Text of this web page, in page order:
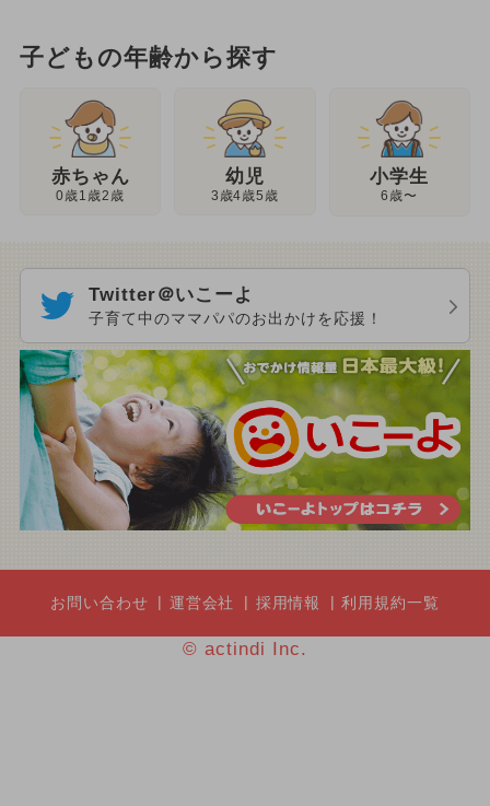
子どもの年齢から探す
赤ちゃん
0歳1歳2歳
幼児
3歳4歳5歳
小学生
6歳〜
Twitter＠いこーよ
子育て中のママパパのお出かけを応援！
お問い合わせ 運営会社 採用情報 利用規約一覧
© actindi Inc.